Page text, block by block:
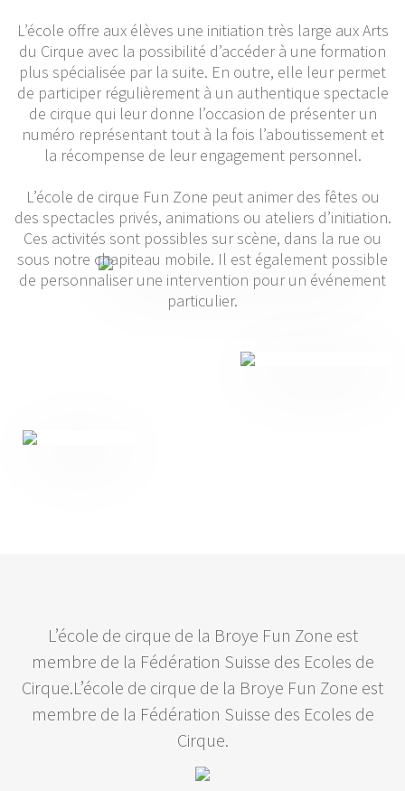
L’école offre aux élèves une initiation très large aux Arts
du Cirque avec la possibilité d’accéder à une formation
plus spécialisée par la suite. En outre, elle leur permet
de participer régulièrement à un authentique spectacle
de cirque qui leur donne l’occasion de présenter un
numéro représentant tout à la fois l’aboutissement et
la récompense de leur engagement personnel.
L’école de cirque Fun Zone peut animer des fêtes ou
des spectacles privés, animations ou ateliers d’initiation.
Ces activités sont possibles sur scène, dans la rue ou
sous notre chapiteau mobile. Il est également possible
de personnaliser une intervention pour un événement
particulier.
L’école de cirque de la Broye Fun Zone est
membre de la Fédération Suisse des Ecoles de
Cirque.L’école de cirque de la Broye Fun Zone est
membre de la Fédération Suisse des Ecoles de
Cirque.